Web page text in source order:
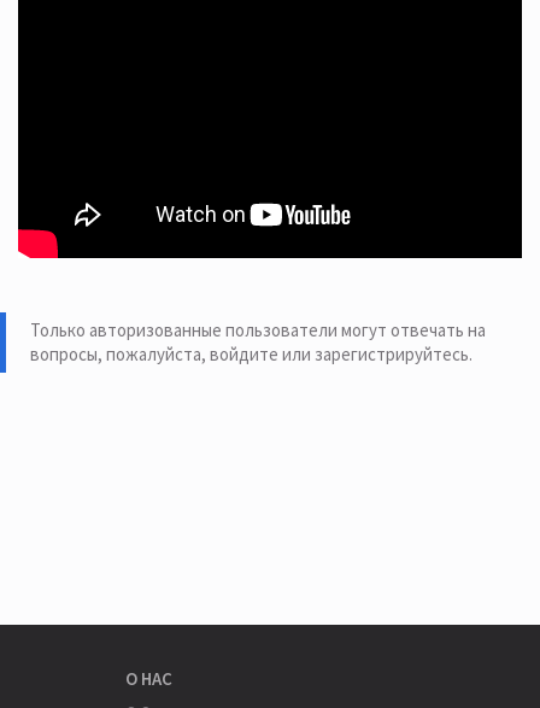
Только авторизованные пользователи могут отвечать на
вопросы, пожалуйста, войдите или зарегистрируйтесь.
О НАС